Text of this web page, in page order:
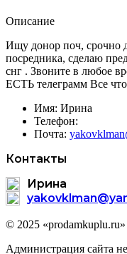
Описание
Ищу донор поч, срочно
посредника, сделаю
снг . Звоните в любое
ЕСТЬ телеграмм Все
Имя: Ирина
Телефон:
Почта:
Контакты
Ирина
© 2025 «prodamkuplu.ru»
Администрация сайта